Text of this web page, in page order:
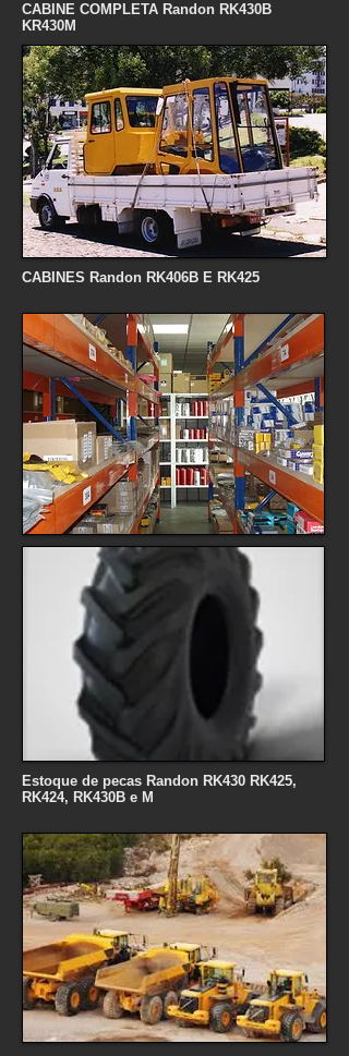
CABINE COMPLETA Randon RK430B
KR430M
CABINES Randon RK406B E RK425
Estoque de pecas Randon RK430 RK425,
RK424, RK430B e M